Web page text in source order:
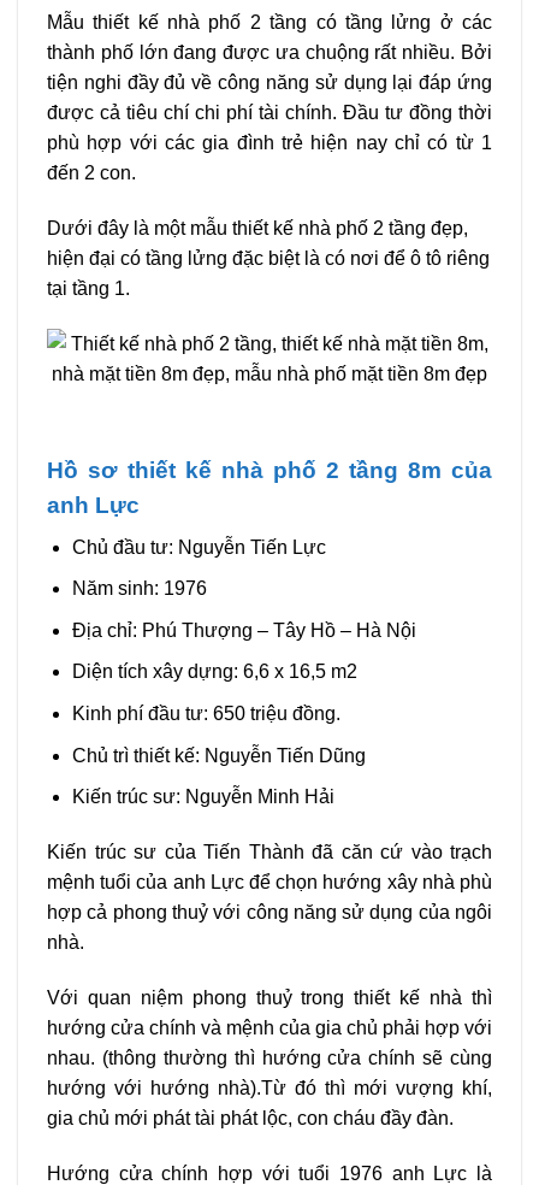
Mẫu thiết kế nhà phố 2 tầng có tầng lửng ở các
thành phố lớn đang được ưa chuộng rất nhiều. Bởi
tiện nghi đầy đủ về công năng sử dụng lại đáp ứng
được cả tiêu chí chi phí tài chính. Đầu tư đồng thời
phù hợp với các gia đình trẻ hiện nay chỉ có từ 1
đến 2 con.
Dưới đây là một mẫu thiết kế nhà phố 2 tầng đẹp,
hiện đại có tầng lửng đặc biệt là có nơi để ô tô riêng
tại tầng 1.
Hồ sơ thiết kế nhà phố 2 tầng 8m của
anh Lực
Chủ đầu tư: Nguyễn Tiến Lực
Năm sinh: 1976
Địa chỉ: Phú Thượng – Tây Hồ – Hà Nội
Diện tích xây dựng: 6,6 x 16,5 m2
Kinh phí đầu tư: 650 triệu đồng.
Chủ trì thiết kế: Nguyễn Tiến Dũng
Kiến trúc sư: Nguyễn Minh Hải
Kiến trúc sư của Tiến Thành đã căn cứ vào trạch
mệnh tuổi của anh Lực để chọn hướng xây nhà phù
hợp cả phong thuỷ với công năng sử dụng của ngôi
nhà.
Với quan niệm phong thuỷ trong thiết kế nhà thì
hướng cửa chính và mệnh của gia chủ phải hợp với
nhau. (thông thường thì hướng cửa chính sẽ cùng
hướng với hướng nhà).Từ đó thì mới vượng khí,
gia chủ mới phát tài phát lộc, con cháu đầy đàn.
Hướng cửa chính hợp với tuổi 1976 anh Lực là